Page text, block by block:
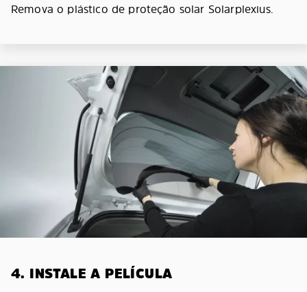
Remova o plástico de proteção solar Solarplexius.
4. INSTALE A PELÍCULA